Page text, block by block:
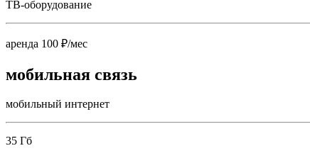
ТВ-оборудование
аренда 100 ₽/мес
мобильная связь
мобильный интернет
35 Гб